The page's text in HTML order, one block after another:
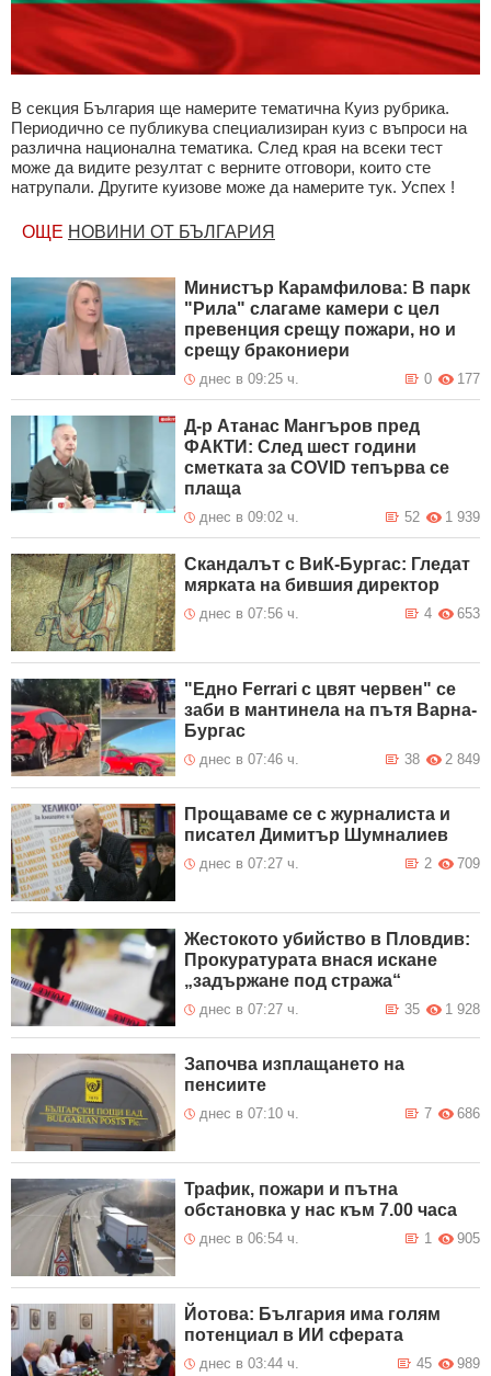
В секция България ще намерите тематична Куиз рубрика.
Периодично се публикува специализиран куиз с въпроси на
различна национална тематика. След края на всеки тест
може да видите резултат с верните отговори, които сте
натрупали. Другите куизове може да намерите тук. Успех !
ОЩЕ НОВИНИ ОТ БЪЛГАРИЯ
Министър Карамфилова: В парк
"Рила" слагаме камери с цел
превенция срещу пожари, но и
срещу бракониери
днес в 09:25 ч. 177
0
Д-р Атанас Мангъров пред
ФАКТИ: След шест години
сметката за COVID тепърва се
плаща
днес в 09:02 ч. 1 939
52
Скандалът с ВиК-Бургас: Гледат
мярката на бившия директор
днес в 07:56 ч. 653
4
"Едно Ferrari с цвят червен" се
заби в мантинела на пътя Варна-
Бургас
днес в 07:46 ч. 2 849
38
Прощаваме се с журналиста и
писател Димитър Шумналиев
днес в 07:27 ч. 709
2
Жестокото убийство в Пловдив:
Прокуратурата внася искане
„задържане под стража“
днес в 07:27 ч. 1 928
35
Започва изплащането на
пенсиите
днес в 07:10 ч. 686
7
Трафик, пожари и пътна
обстановка у нас към 7.00 часа
днес в 06:54 ч. 905
1
Йотова: България има голям
потенциал в ИИ сферата
днес в 03:44 ч. 989
45